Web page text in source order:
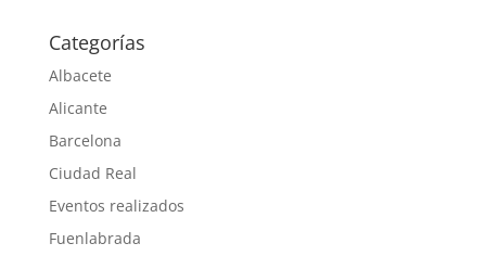
Categorías
Albacete
Alicante
Barcelona
Ciudad Real
Eventos realizados
Fuenlabrada